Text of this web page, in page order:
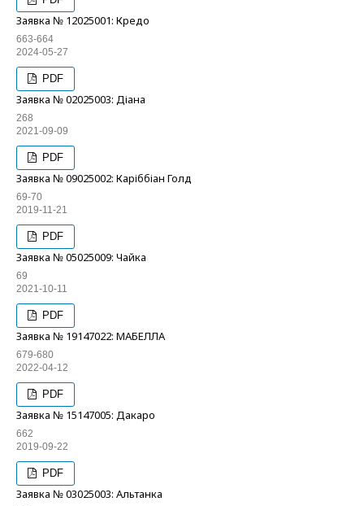
Заявка № 12025001: Кредо
663-664
2024-05-27
PDF
Заявка № 02025003: Діана
268
2021-09-09
PDF
Заявка № 09025002: Каріббіан Голд
69-70
2019-11-21
PDF
Заявка № 05025009: Чайка
69
2021-10-11
PDF
Заявка № 19147022: МАБЕЛЛА
679-680
2022-04-12
PDF
Заявка № 15147005: Дакаро
662
2019-09-22
PDF
Заявка № 03025003: Альтанка